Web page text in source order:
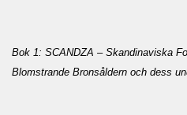
Bok 1: SCANDZA – Skandinaviska
Blomstrande Bronsåldern och dess